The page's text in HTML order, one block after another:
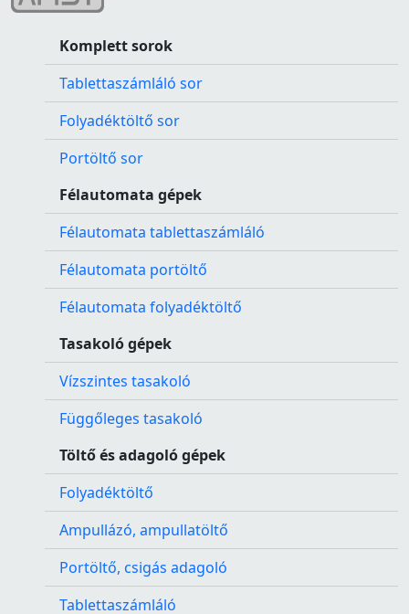
Komplett sorok
Tablettaszámláló sor
Folyadéktöltő sor
Portöltő sor
Félautomata gépek
Félautomata tablettaszámláló
Félautomata portöltő
Félautomata folyadéktöltő
Tasakoló gépek
Vízszintes tasakoló
Függőleges tasakoló
Töltő és adagoló gépek
Folyadéktöltő
Ampullázó, ampullatöltő
Portöltő, csigás adagoló
Tablettaszámláló